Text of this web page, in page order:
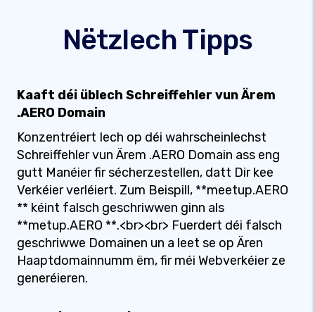
Nëtzlech Tipps
Kaaft déi üblech Schreiffehler vun Ärem
.AERO Domain
Konzentréiert Iech op déi wahrscheinlechst
Schreiffehler vun Ärem .AERO Domain ass eng
gutt Manéier fir sécherzestellen, datt Dir kee
Verkéier verléiert. Zum Beispill, **meetup.AERO
** kéint falsch geschriwwen ginn als
**metup.AERO **.<br><br> Fuerdert déi falsch
geschriwwe Domainen un a leet se op Ären
Haaptdomainnumm ëm, fir méi Webverkéier ze
generéieren.